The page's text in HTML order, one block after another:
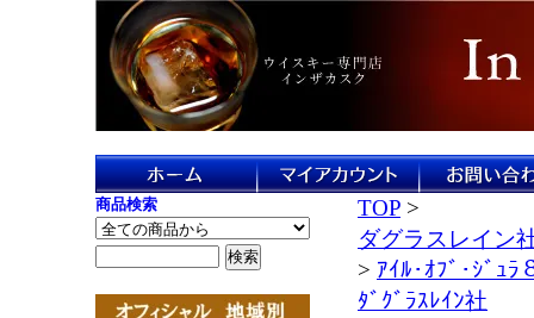
商品検索 TOP >
ダグラスレイン
> ｱｲﾙ･ｵﾌﾞ･ｼﾞｭﾗ
ﾀﾞｸﾞﾗｽﾚｲﾝ社